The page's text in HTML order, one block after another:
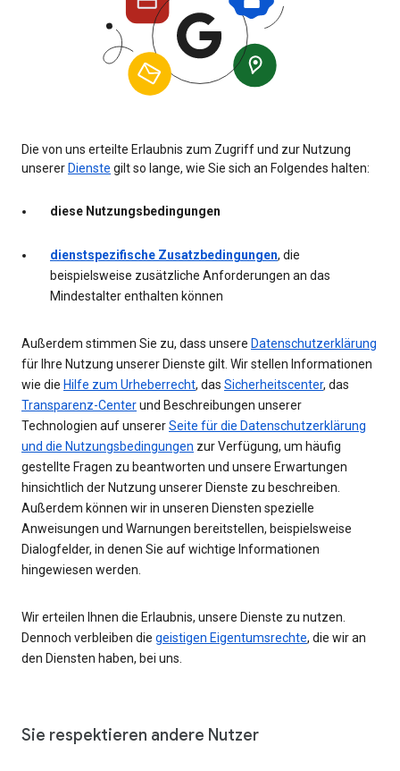
Die von uns erteilte Erlaubnis zum Zugriff und zur Nutzung
unsererDienste gilt so lange, wie Sie sich an Folgendes halten:
diese Nutzungsbedingungen
dienstspezifische Zusatzbedingungen, die
beispielsweise zusätzliche Anforderungen an das
Mindestalter enthalten können
Außerdem stimmen Sie zu, dass unsere Datenschutzerklärung
für Ihre Nutzung unserer Dienste gilt. Wir stellen Informationen
wie die Hilfe zum Urheberrecht, das Sicherheitscenter, das
Transparenz-Centerund Beschreibungen unserer
Technologien auf unsererSeite für die Datenschutzerklärung
und die Nutzungsbedingungen zur Verfügung, um häufig
gestellte Fragen zu beantworten und unsere Erwartungen
hinsichtlich der Nutzung unserer Dienste zu beschreiben.
Außerdem können wir in unseren Diensten spezielle
Anweisungen und Warnungen bereitstellen, beispielsweise
Dialogfelder, in denen Sie auf wichtige Informationen
hingewiesen werden.
Wir erteilen Ihnen die Erlaubnis, unsere Dienste zu nutzen.
Dennoch verbleiben die geistigen Eigentumsrechte, die wir an
den Diensten haben, bei uns.
Sie respektieren andere Nutzer